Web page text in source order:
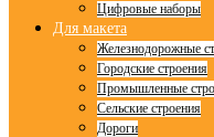
Цифровые наборы
Для макета
Железнодорожные
Городские строения
Промышленные
Сельские строения
Дороги